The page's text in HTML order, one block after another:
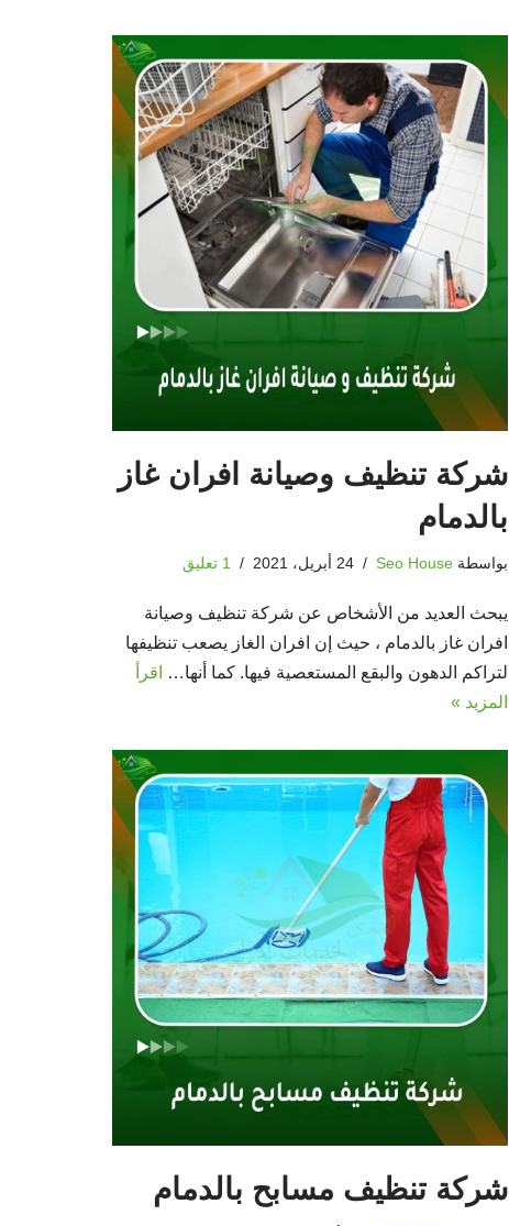
شركة تنظيف وصيانة افران غاز
بالدمام
بواسطة Seo House 24 أبريل، 2021 1 تعليق
يبحث العديد من الأشخاص عن شركة تنظيف وصيانة
افران غاز بالدمام ، حيث إن افران الغاز يصعب تنظيفها
لتراكم الدهون والبقع المستعصية فيها. كما أنها…
اقرأ
المزيد »
شركة تنظيف مسابح بالدمام